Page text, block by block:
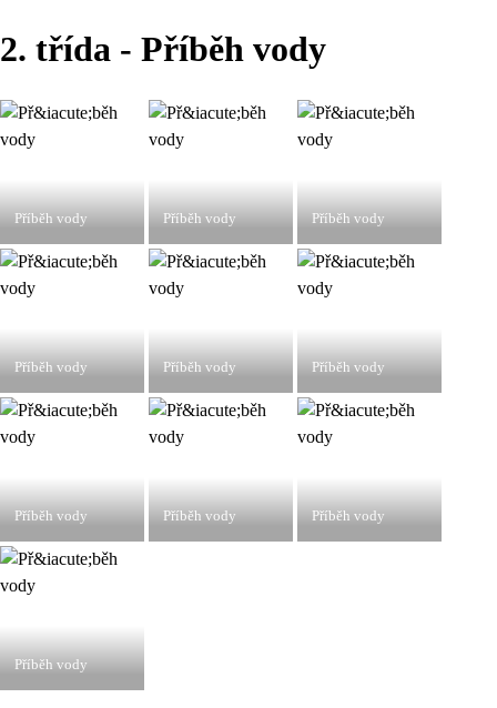
2. třída - Příběh vody
Příběh vody Příběh vody Příběh vody
Příběh vody Příběh vody Příběh vody
Příběh vody Příběh vody Příběh vody
Příběh vody